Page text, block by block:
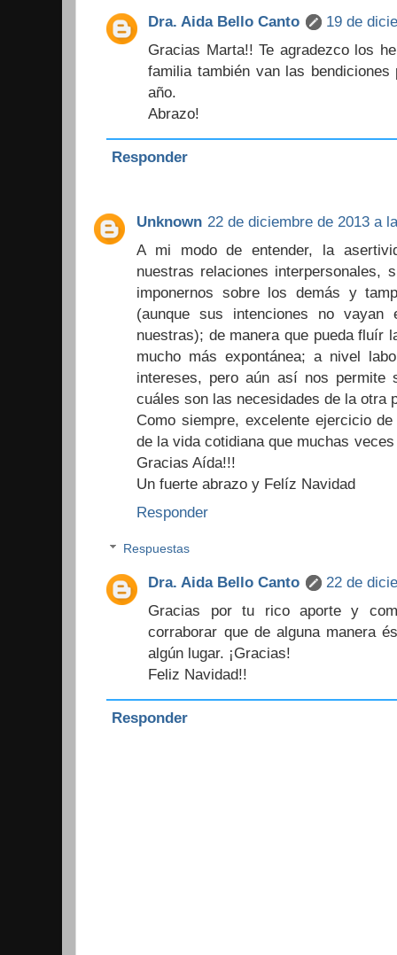
Dra. Aida Bello Canto
19 de
Gracias Marta!! Te agradezco los
familia también van las
año.
Abrazo!
Responder
Unknown 22 de diciembre de 2013 a
A mi modo de entender, la
nuestras relaciones interpersonales,
imponernos sobre los demás y
(aunque sus intenciones no
nuestras); de manera que pueda fluír
mucho más expontánea; a nivel
intereses, pero aún así nos permite
cuáles son las necesidades de la otra
Como siempre, excelente ejercicio
de la vida cotidiana que muchas
Gracias Aída!!!
Un fuerte abrazo y Felíz Navidad
Responder
Respuestas
Dra. Aida Bello Canto
22 de
Gracias por tu rico aporte y
corraborar que de alguna manera
algún lugar. ¡Gracias!
Feliz Navidad!!
Responder